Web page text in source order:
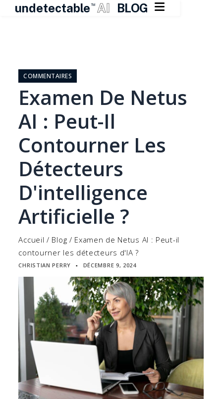
undetectable TM AI BLOG 
contentCOMMENTAIRES
Examen De Netus
AI : Peut-Il
Contourner Les
Détecteurs
D'intelligence
Artificielle ?
Accueil / Blog / Examen de Netus AI : Peut-il
contourner les détecteurs d'IA ?
CHRISTIAN PERRY ▪ DÉCEMBRE 9, 2024